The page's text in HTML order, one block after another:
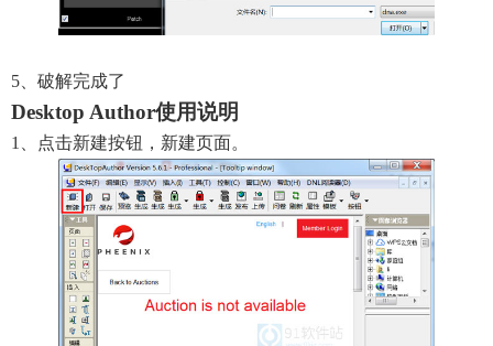
5、破解完成了
Desktop Author使用说明
1、点击新建按钮，新建页面。